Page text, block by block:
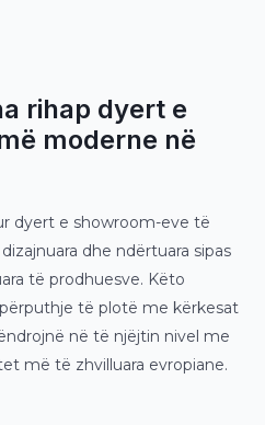
rihap dyert e
moderne në
dyert e showroom-eve të
dhe ndërtuara sipas
të prodhuesve. Këto
të plotë me kërkesat
në të njëjtin nivel me
më të zhvilluara evropiane.